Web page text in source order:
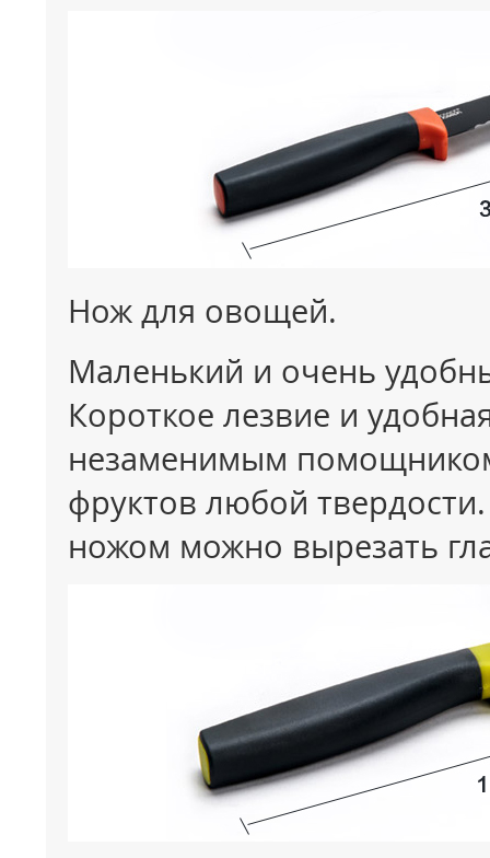
Нож для овощей.
Маленький и очень
Короткое лезвие и
незаменимым
фруктов любой
ножом можно вырезать